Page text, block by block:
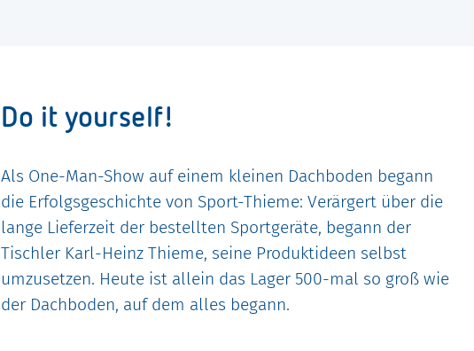
Do it yourself!
Als One-Man-Show auf einem kleinen Dachboden begann
die Erfolgsgeschichte von Sport-Thieme: Verärgert über die
lange Lieferzeit der bestellten Sportgeräte, begann der
Tischler Karl-Heinz Thieme, seine Produktideen selbst
umzusetzen. Heute ist allein das Lager 500-mal so groß wie
der Dachboden, auf dem alles begann.